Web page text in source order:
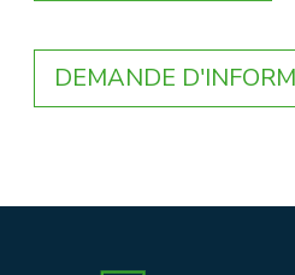
DEMANDE